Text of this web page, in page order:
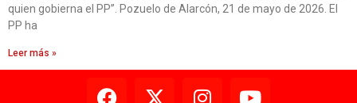
quien gobierna el PP”. Pozuelo de Alarcón, 21 de mayo de 2026. El
PP ha
Leer más »